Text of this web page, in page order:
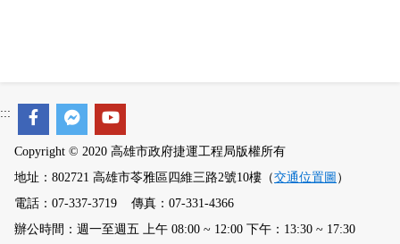
:::
Copyright © 2020 高雄市政府捷運工程局版權所有
地址：802721 高雄市苓雅區四維三路2號10樓（交通位置圖 ）
電話：07-337-3719 傳真：07-331-4366
辦公時間：週一至週五 上午 08:00 ~ 12:00 下午：13:30 ~ 17:30